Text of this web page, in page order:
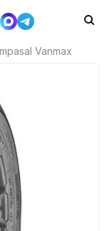
Vanmax